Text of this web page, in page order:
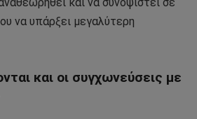
να υπάρξει μεγαλύτερη
και οι συγχωνεύσεις με